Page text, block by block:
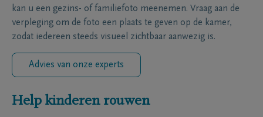
kan u een gezins- of familiefoto meenemen. Vraag aan de
verpleging om de foto een plaats te geven op de kamer,
zodat iedereen steeds visueel zichtbaar aanwezig is.
Advies van onze experts
Help kinderen rouwen